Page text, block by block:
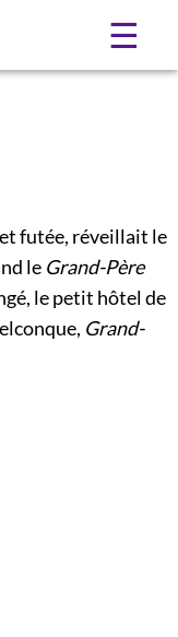
☰
futée, réveillait le
le Grand-Père
le petit hôtel de
Grand-